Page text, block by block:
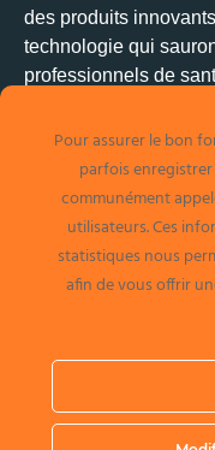
des produits
technologie qui
professionnels de
1
69110
LinkedIn
@medimex_france
Pour assurer le bon
parfois
communément
utilisateurs. Ces
statistiques nous
afin de vous offrir